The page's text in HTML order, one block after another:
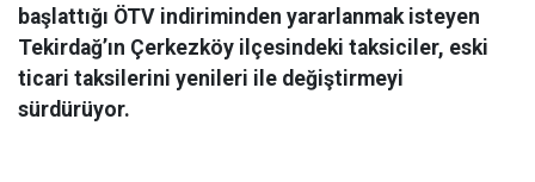
başlattığı ÖTV indiriminden yararlanmak isteyen
Tekirdağ’ın Çerkezköy ilçesindeki taksiciler, eski
ticari taksilerini yenileri ile değiştirmeyi
sürdürüyor.